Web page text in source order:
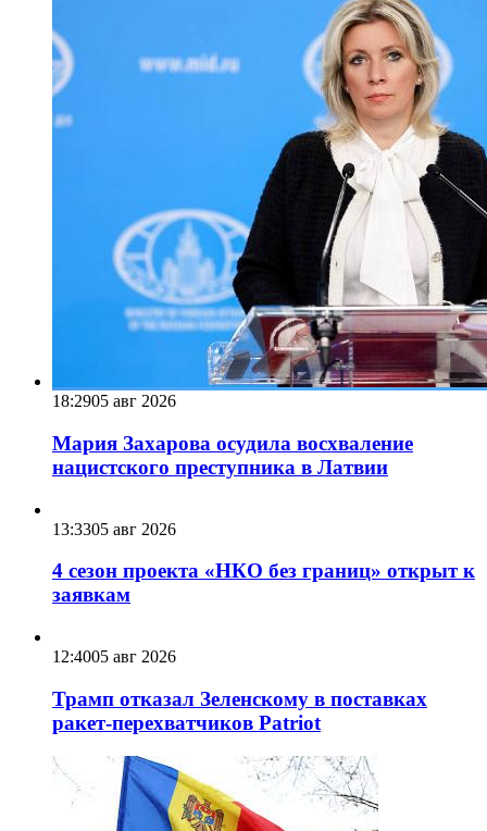
18:2905 авг 2026
Мария Захарова осудила восхваление
нацистского преступника в Латвии
13:3305 авг 2026
4 сезон проекта «НКО без границ» открыт к
заявкам
12:4005 авг 2026
Трамп отказал Зеленскому в поставках
ракет-перехватчиков Patriot